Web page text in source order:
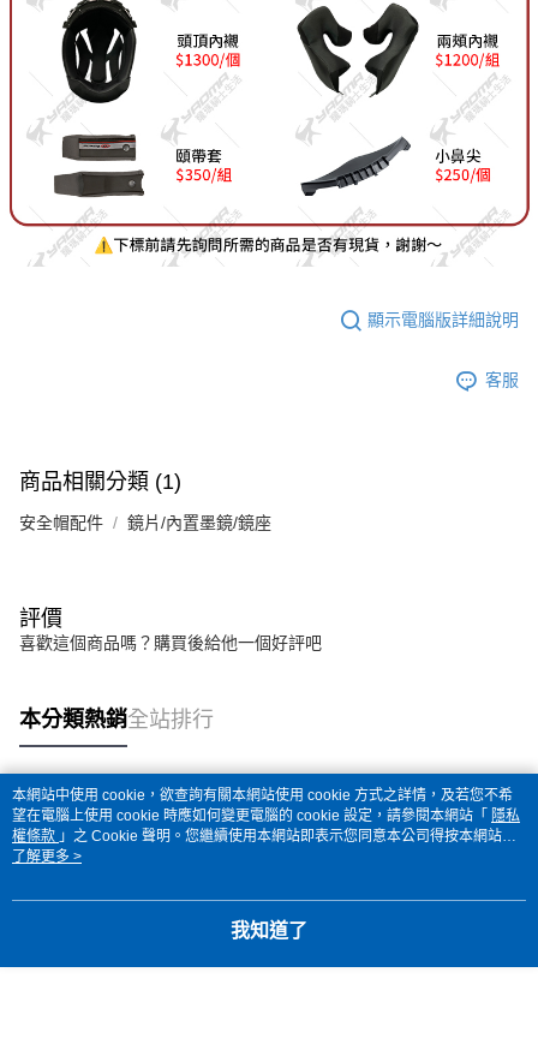
顯示電腦版詳細說明
客服
商品相關分類 (1)
安全帽配件 鏡片/內置墨鏡/鏡座
評價
喜歡這個商品嗎？購買後給他一個好評吧
本分類熱銷全站排行
熱門標籤
本網站中使用 cookie，欲查詢有關本網站使用 cookie 方式之詳情，及若您不希
望在電腦上使用 cookie 時應如何變更電腦的 cookie 設定，請參閱本網站「 隱私
權條款 」之 Cookie 聲明。您繼續使用本網站即表示您同意本公司得按本網站使
用條款之 Cookie 聲明使用 cookie。
了解更多 >
我知道了